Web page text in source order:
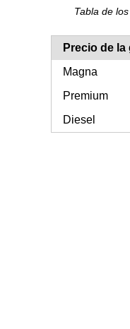
Tabla de
Precio de
Magna
Premium
Diesel